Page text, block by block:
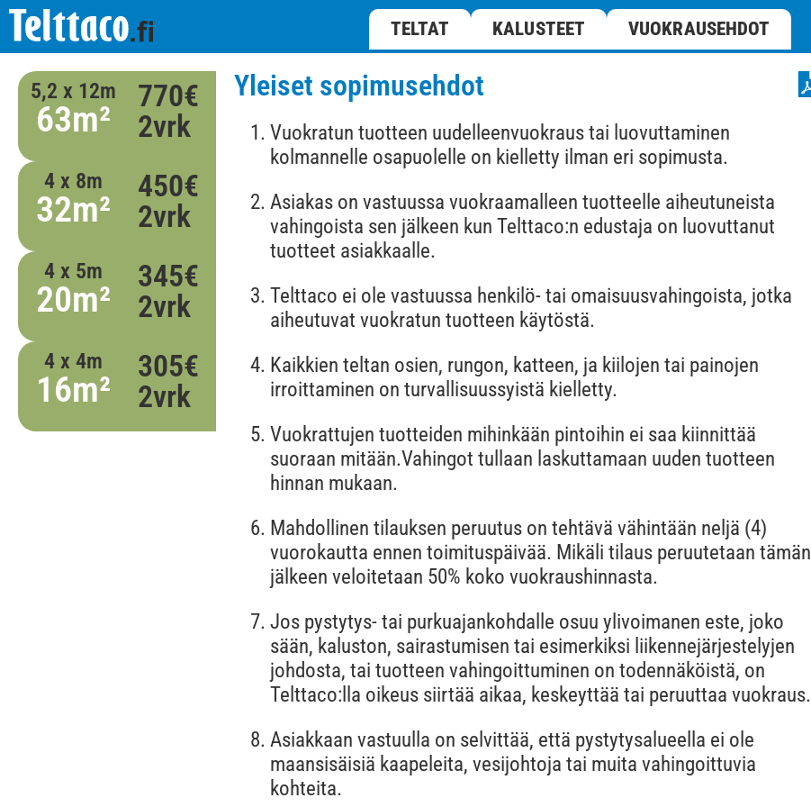
TELTAT KALUSTEET VUOKRAUSEHDOT
5,2 x 12m
63m²
770€
2vrk
4 x 8m
32m²
450€
2vrk
4 x 5m
20m²
345€
2vrk
4 x 4m
16m²
305€
2vrk
Yleiset sopimusehdot
Vuokratun tuotteen uudelleenvuokraus tai luovuttaminen
kolmannelle osapuolelle on kielletty ilman eri sopimusta.
Asiakas on vastuussa vuokraamalleen tuotteelle aiheutuneista
vahingoista sen jälkeen kun Telttaco:n edustaja on luovuttanut
tuotteet asiakkaalle.
Telttaco ei ole vastuussa henkilö- tai omaisuusvahingoista, jotka
aiheutuvat vuokratun tuotteen käytöstä.
Kaikkien teltan osien, rungon, katteen, ja kiilojen tai painojen
irroittaminen on turvallisuussyistä kielletty.
Vuokrattujen tuotteiden mihinkään pintoihin ei saa kiinnittää
suoraan mitään.Vahingot tullaan laskuttamaan uuden tuotteen
hinnan mukaan.
Mahdollinen tilauksen peruutus on tehtävä vähintään neljä (4)
vuorokautta ennen toimituspäivää. Mikäli tilaus peruutetaan tämän
jälkeen veloitetaan 50% koko vuokraushinnasta.
Jos pystytys- tai purkuajankohdalle osuu ylivoimanen este, joko
sään, kaluston, sairastumisen tai esimerkiksi liikennejärjestelyjen
johdosta, tai tuotteen vahingoittuminen on todennäköistä, on
Telttaco:lla oikeus siirtää aikaa, keskeyttää tai peruuttaa vuokraus.
Asiakkaan vastuulla on selvittää, että pystytysalueella ei ole
maansisäisiä kaapeleita, vesijohtoja tai muita vahingoittuvia
kohteita.